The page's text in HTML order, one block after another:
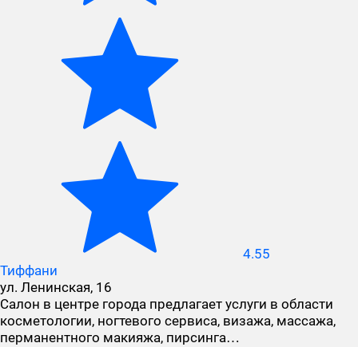
4.55
Тиффани
ул. Ленинская, 16
Салон в центре города предлагает услуги в области
косметологии, ногтевого сервиса, визажа, массажа,
перманентного макияжа, пирсинга…